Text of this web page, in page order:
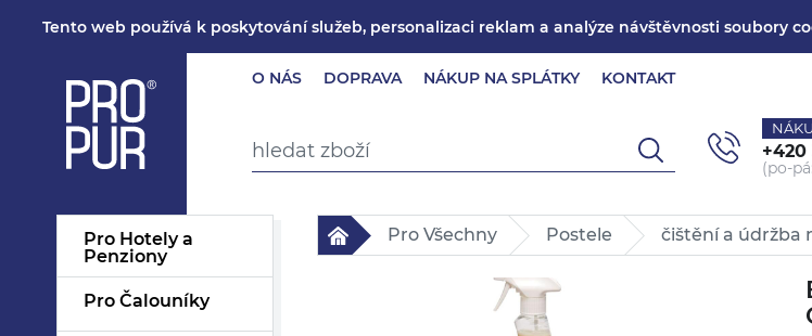
Tento web používá k poskytování služeb, personalizaci reklam a analýze návštěvnosti soubory
O NÁS DOPRAVA NÁKUP NA SPLÁTKY KONTAKT
+420
(po-
Pro Hotely a
Penziony
Pro Čalouníky
Pro Všechny Postele čištění a údržba